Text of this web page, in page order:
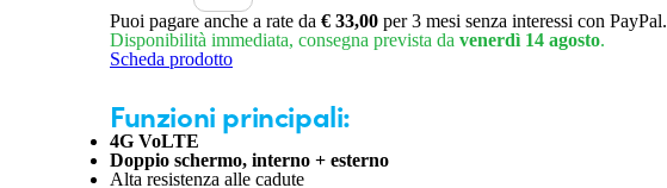
Puoi pagare anche a rate da € 33,00 per 3 mesi senza interessi con PayPal.
Disponibilità immediata, consegna prevista da venerdì 14 agosto.
Scheda prodotto
Funzioni principali:
4G VoLTE
Doppio schermo, interno + esterno
Alta resistenza alle cadute